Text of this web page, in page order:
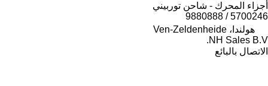
أجزاء المحرك - شاحن توربيني
5700246 / 9880888
هولندا، Ven-Zeldenheide
NH Sales B.V.
الاتصال بالبائع